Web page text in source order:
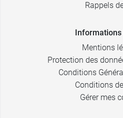
Rappels
Mentions
Protection des
Conditions
Conditions
Gérer mes